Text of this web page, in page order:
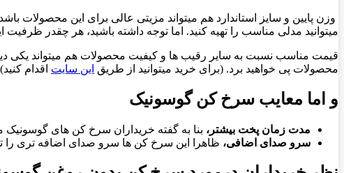
وزن پایین و سایز استاندارد هم میتواند مزیتی عالی برای این محصولات
میتوانید مدلی مناسب را تهیه کنید. اما توجه داشته باشید، هر چقدر
قیمت مناسب نسبت به سایر رقیب ها و کیفیت محصولات هم میتواند یکی
محصولات پی خواهید برد. (برای خرید میتوانید از طریق این سایت اقدام کنید)
و اما معایب سرخ کن گوسونیک
مدت زمان پخت بیشتر، بنا به گفته خریداران سرخ کن های
سرو صدای اضافی، ظاهرا این سرخ کن ها سرو صدای اضافه تری را